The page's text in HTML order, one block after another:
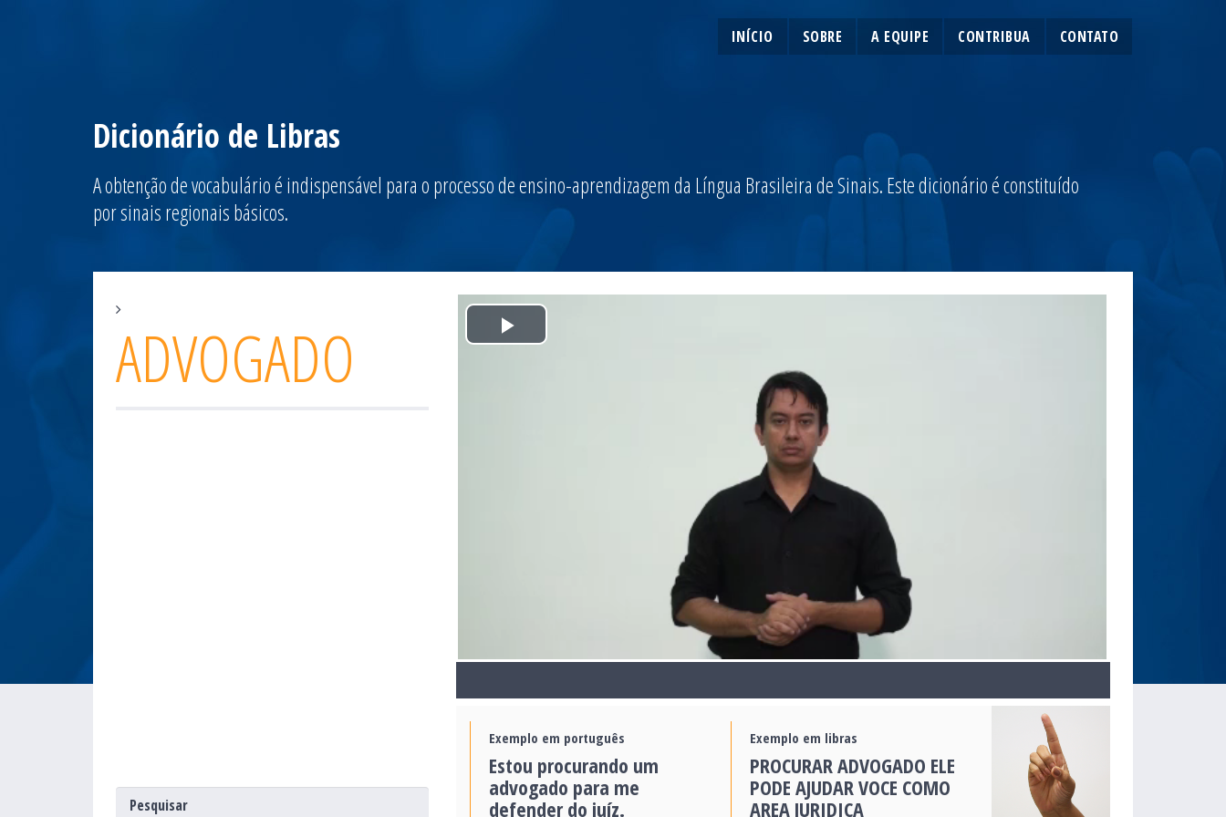
INÍCIO SOBRE A EQUIPE CONTRIBUA CONTATO
Dicionário de Libras
A obtenção de vocabulário é indispensável para o processo de ensino-aprendizagem da Língua Brasileira de Sinais. Este dicionário é constituído
por sinais regionais básicos.
Play
Exemplo em português
Estou procurando um
advogado para me
defender do juíz.
Exemplo em libras
PROCURAR ADVOGADO ELE
PODE AJUDAR VOCE COMO
AREA JURIDICA
ADVOGADO